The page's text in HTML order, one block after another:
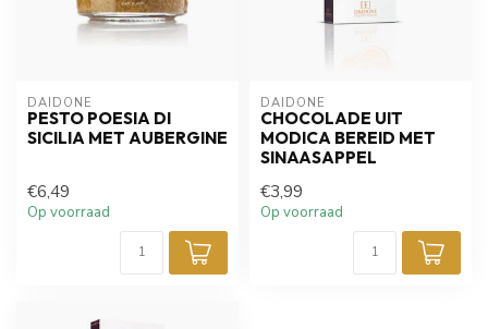
DAIDONE
PESTO POESIA DI
SICILIA MET AUBERGINE
€6,49
Op voorraad
DAIDONE
CHOCOLADE UIT
MODICA BEREID MET
SINAASAPPEL
€3,99
Op voorraad